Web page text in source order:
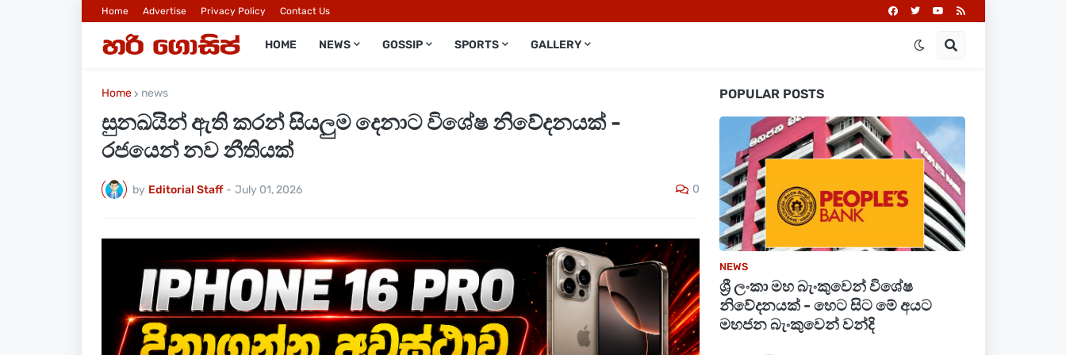
Home Advertise Privacy Policy Contact Us
HOME NEWS GOSSIP SPORTS GALLERY
Home news
සුනඛයින් ඇති කරන් සියලුම දෙනාට විශේෂ නිවේදනයක් -
රජයෙන් නව නීතියක්
by Editorial Staff - July 01, 2026 0
POPULAR POSTS
NEWS
ශ්‍රී ලංකා මහ බැංකුවෙන් විශේෂ
නිවේදනයක් - හෙට සිට මේ අයට
මහජන බැංකුවෙන් වන්දි